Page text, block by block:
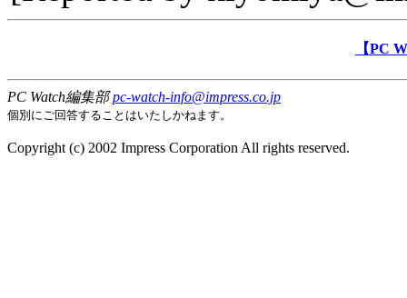
【PC
PC Watch編集部pc-watch-info@impress.co.jp
個別にご回答することはいたしかねます。
Copyright (c) 2002 Impress Corporation All rights reserved.